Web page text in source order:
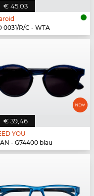
€ 45,03
0031/R/C - WTA
€ 39,46
YOU
- G74400 blau